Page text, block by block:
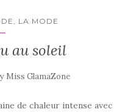
LA MODE
au soleil
Miss GlamaZone
de chaleur intense avec